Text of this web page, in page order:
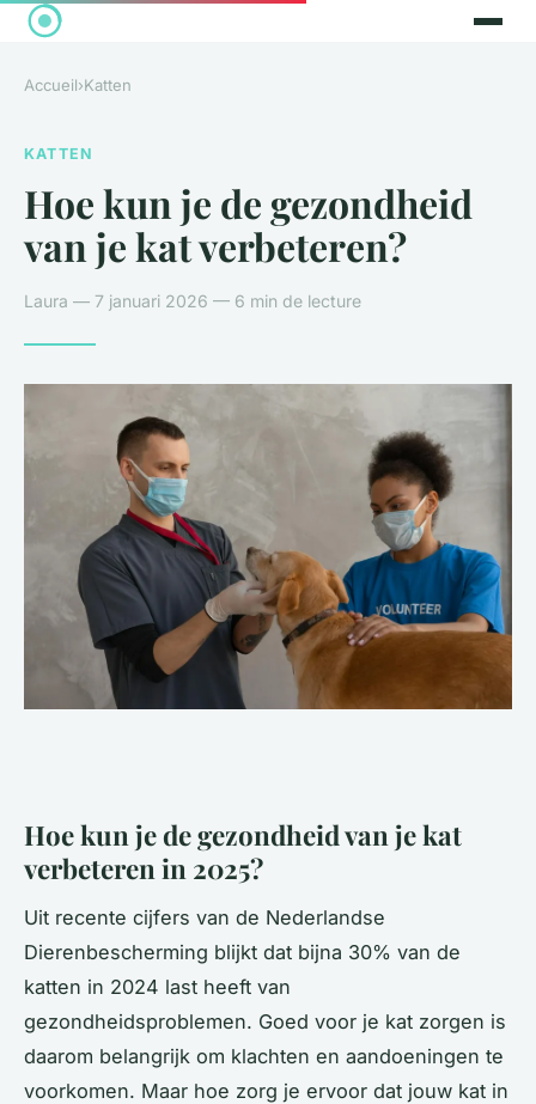
Accueil›Katten
KATTEN
Hoe kun je de gezondheid
van je kat verbeteren?
Laura — 7 januari 2026 — 6 min de lecture
Hoe kun je de gezondheid van je kat
verbeteren in 2025?
Uit recente cijfers van de Nederlandse
Dierenbescherming blijkt dat bijna 30% van de
katten in 2024 last heeft van
gezondheidsproblemen. Goed voor je kat zorgen is
daarom belangrijk om klachten en aandoeningen te
voorkomen. Maar hoe zorg je ervoor dat jouw kat in